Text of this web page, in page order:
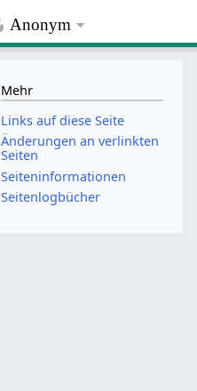
Anonym
Mehr
Links auf diese Seite
Änderungen an verlinkten
Seiten
Seiten­­informationen
Seitenlogbücher